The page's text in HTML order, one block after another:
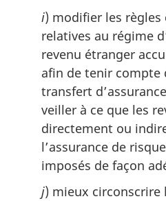
i) modifier les règles
relatives au régime
revenu étranger
afin de tenir compte
transfert
veiller à ce que les
directement ou
l’assurance de
imposés de façon
j) mieux circonscrire